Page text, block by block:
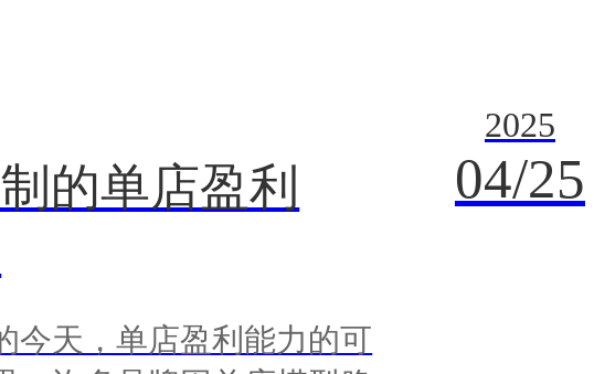
的单店盈利
今天，单店盈利能力的可
2025
04/25